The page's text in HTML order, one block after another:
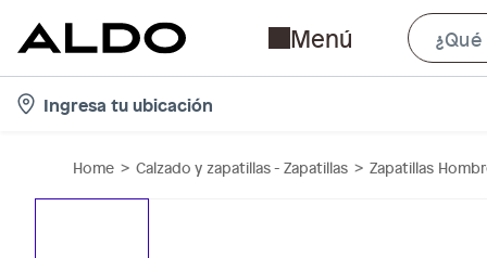
Menú
Ingresa tu ubicación
Home Calzado y zapatillas - Zapatillas Zapatillas